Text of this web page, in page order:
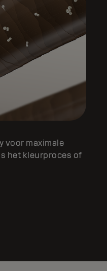
voor maximale
het kleurproces of